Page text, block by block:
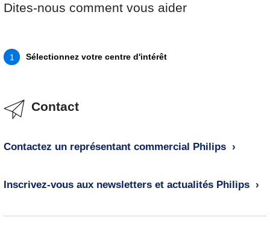
Dites-nous comment vous aider
1 Sélectionnez votre centre d'intérêt
Contact
Contactez un représentant commercial Philips
Inscrivez-vous aux newsletters et actualités Philips